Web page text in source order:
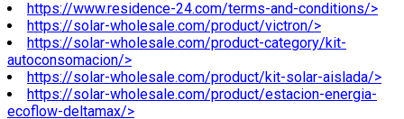
https://www.residence-24.com/terms-and-conditions/>
https://solar-wholesale.com/product/victron/>
https://solar-wholesale.com/product-category/kit-
autoconsomacion/>
https://solar-wholesale.com/product/kit-solar-aislada/>
https://solar-wholesale.com/product/estacion-energia-
ecoflow-deltamax/>